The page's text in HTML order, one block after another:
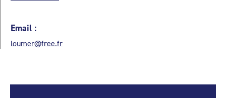
Email :
loumer@free.fr